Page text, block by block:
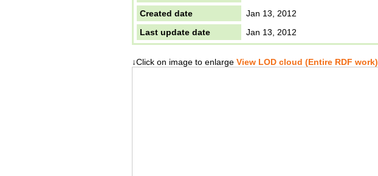
Created date
Jan 13, 2012
Last update date
Jan 13, 2012
↓Click on image to enlarge View LOD cloud (Entire RDF work)